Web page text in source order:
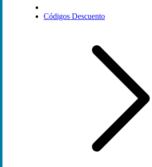
Códigos Descuento